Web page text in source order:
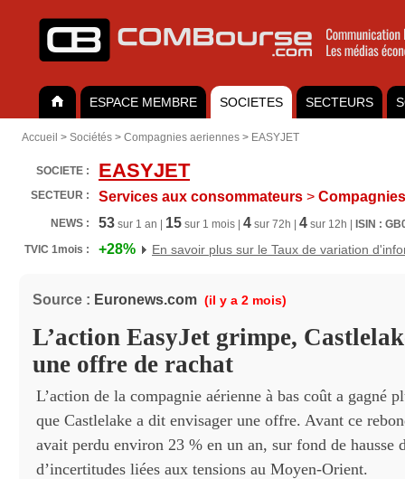
ESPACE MEMBRE SOCIETES SECTEURS
Accueil > Sociétés > Compagnies aeriennes > EASYJET
SOCIETE : EASYJET
SECTEUR : Services aux consommateurs >
NEWS : 53 sur 1 an | 15 sur 1 mois | 4 sur 72h | 4 sur 12h |
ISIN :
TVIC 1mois :
+28% En savoir plus sur le Taux de variation
Source : Euronews.com (il y a 2 mois)
L’action EasyJet grimpe,
une offre de rachat
L’action de la compagnie aérienne à bas coût a gagné
que Castlelake a dit envisager une offre. Avant ce
avait perdu environ 23 % en un an, sur fond de hausse
d’incertitudes liées aux tensions au Moyen-Orient.